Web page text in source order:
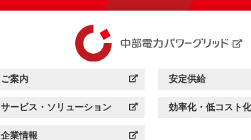
中部電力パワーグリッド：
ご案内
（新しいウィンドウを開きます） 中部電力パワーグリ
安定供給
（新しいウィンド
中部電力パワーグリッド：
サービス・ソリューション
（新しいウィンドウを開きます） 中部電力パワーグリ
効率化・低コスト化
（新しいウィンド
企業情報